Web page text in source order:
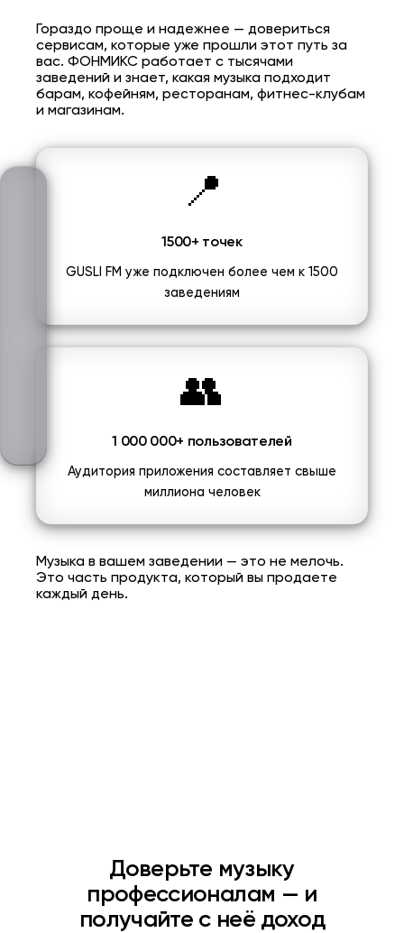
Гораздо проще и надежнее — довериться
сервисам, которые уже прошли этот путь за
вас. ФОНМИКС работает с тысячами
заведений и знает, какая музыка подходит
барам, кофейням, ресторанам, фитнес-клубам
и магазинам.
📍
1500+ точек
GUSLI FM уже подключен более чем к 1500
заведениям
👥
1 000 000+ пользователей
Аудитория приложения составляет свыше
миллиона человек
Музыка в вашем заведении — это не мелочь.
Это часть продукта, который вы продаете
каждый день.
Доверьте музыку
профессионалам — и
получайте с неё доход